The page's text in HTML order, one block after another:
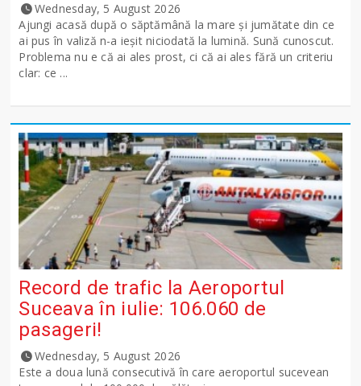
Wednesday, 5 August 2026
Ajungi acasă după o săptămână la mare și jumătate din ce
ai pus în valiză n-a ieșit niciodată la lumină. Sună cunoscut.
Problema nu e că ai ales prost, ci că ai ales fără un criteriu
clar: ce ...
Record de trafic la Aeroportul
Suceava în iulie: 106.060 de
pasageri!
Wednesday, 5 August 2026
Este a doua lună consecutivă în care aeroportul sucevean